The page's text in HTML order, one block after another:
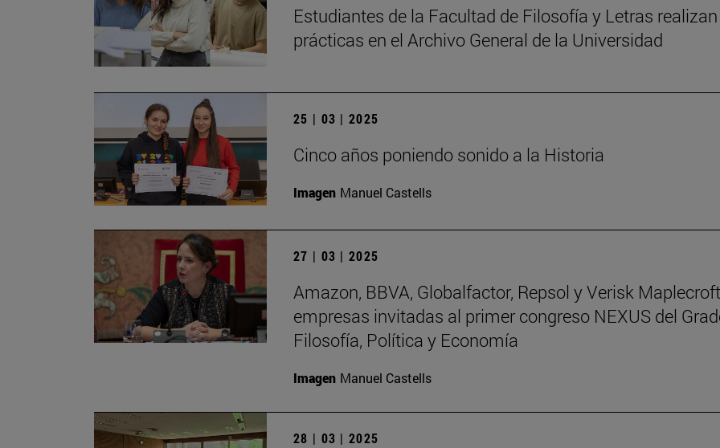
Estudiantes de la Facultad de Filosofía y Letras realizan
prácticas en el Archivo General de la Universidad
25 | 03 | 2025
Cinco años poniendo sonido a la Historia
Imagen Manuel Castells
27 | 03 | 2025
Amazon, BBVA, Globalfactor, Repsol y Verisk
empresas invitadas al primer congreso NEXUS del
Filosofía, Política y Economía
Imagen Manuel Castells
28 | 03 | 2025